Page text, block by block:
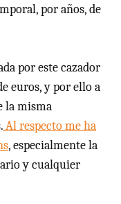
por años, de
por este cazador
euros, y por ello a
la misma
Al respecto me ha
, especialmente la
y cualquier